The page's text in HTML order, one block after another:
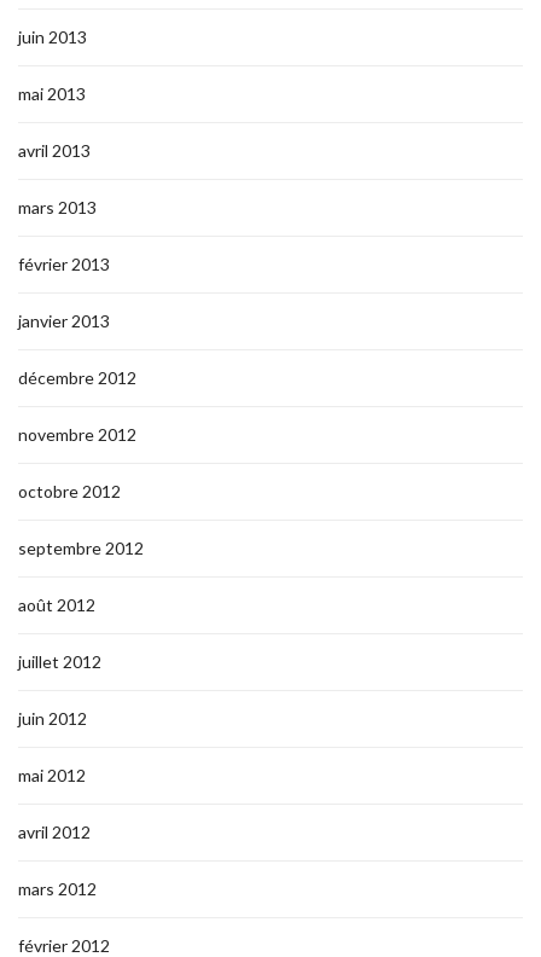
juin 2013
mai 2013
avril 2013
mars 2013
février 2013
janvier 2013
décembre 2012
novembre 2012
octobre 2012
septembre 2012
août 2012
juillet 2012
juin 2012
mai 2012
avril 2012
mars 2012
février 2012